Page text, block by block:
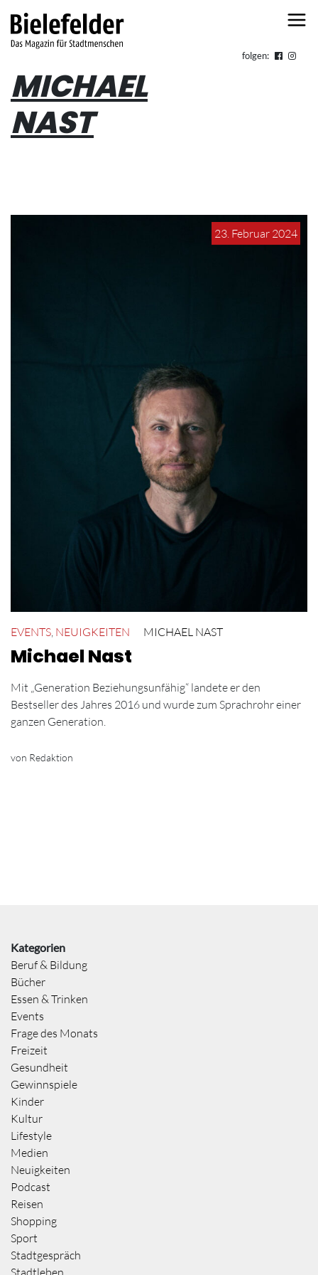
folgen:
MICHAEL
NAST
23. Februar 2024
EVENTS NEUIGKEITEN MICHAEL NAST
Michael Nast
Mit „Generation Beziehungsunfähig“ landete er den
Bestseller des Jahres 2016 und wurde zum Sprachrohr einer
ganzen Generation.
von Redaktion
Kategorien
Beruf & Bildung
Bücher
Essen & Trinken
Events
Frage des Monats
Freizeit
Gesundheit
Gewinnspiele
Kinder
Kultur
Lifestyle
Medien
Neuigkeiten
Podcast
Reisen
Shopping
Sport
Stadtgespräch
Stadtleben